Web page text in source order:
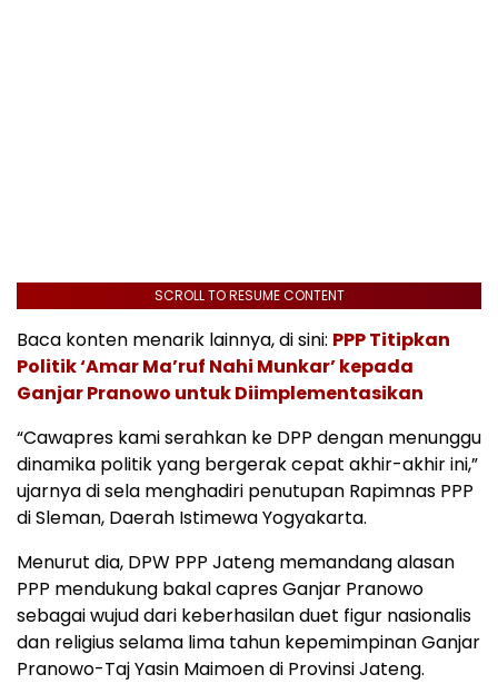
SCROLL TO RESUME CONTENT
Baca konten menarik lainnya, di sini: PPP Titipkan
Politik ‘Amar Ma’ruf Nahi Munkar’ kepada
Ganjar Pranowo untuk Diimplementasikan
“Cawapres kami serahkan ke DPP dengan menunggu
dinamika politik yang bergerak cepat akhir-akhir ini,”
ujarnya di sela menghadiri penutupan Rapimnas PPP
di Sleman, Daerah Istimewa Yogyakarta.
Menurut dia, DPW PPP Jateng memandang alasan
PPP mendukung bakal capres Ganjar Pranowo
sebagai wujud dari keberhasilan duet figur nasionalis
dan religius selama lima tahun kepemimpinan Ganjar
Pranowo-Taj Yasin Maimoen di Provinsi Jateng.